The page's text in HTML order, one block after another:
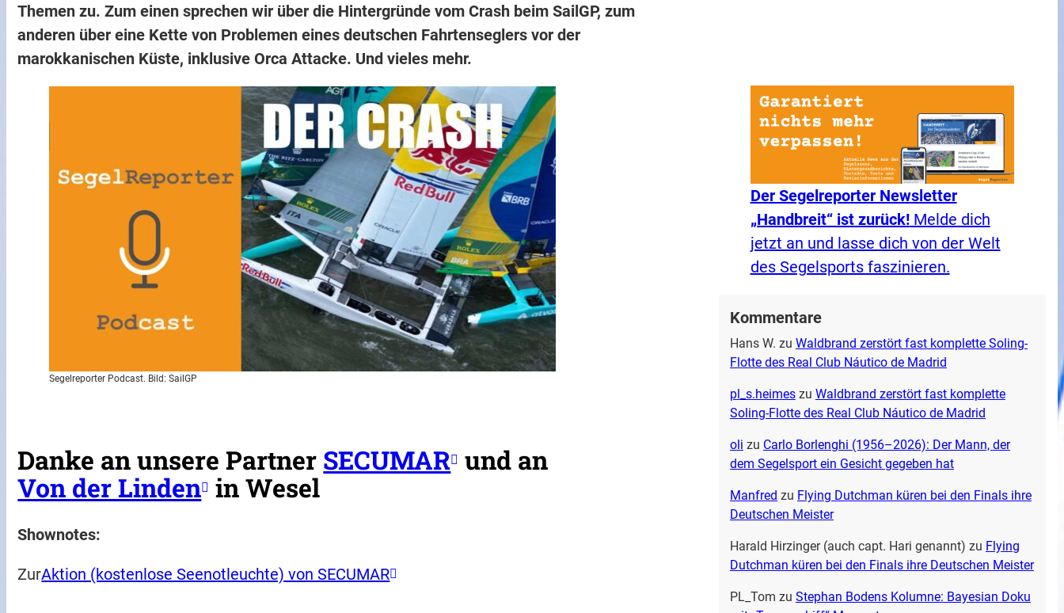
Themen zu. Zum einen sprechen wir über die Hintergründe vom Crash beim SailGP, zum
anderen über eine Kette von Problemen eines deutschen Fahrtenseglers vor der
marokkanischen Küste, inklusive Orca Attacke. Und vieles mehr.
Segelreporter Podcast. Bild: SailGP
Danke an unsere Partner SECUMAR und an
Von der Linden in Wesel
Shownotes:
ZurAktion (kostenlose Seenotleuchte) von SECUMAR
Der Segelreporter Newsletter
„Handbreit“ ist zurück!Melde dich
jetzt an und lasse dich von der Welt
des Segelsports faszinieren.
Kommentare
Hans W. zu Waldbrand zerstört fast komplette Soling-
Flotte des Real Club Náutico de Madrid
pl_s.heimeszu Waldbrand zerstört fast komplette
Soling-Flotte des Real Club Náutico de Madrid
oli zu Carlo Borlenghi (1956–2026): Der Mann, der
dem Segelsport ein Gesicht gegeben hat
Manfred zu Flying Dutchman küren bei den Finals ihre
Deutschen Meister
Harald Hirzinger (auch capt. Hari genannt) zu Flying
Dutchman küren bei den Finals ihre Deutschen Meister
PL_Tom zu Stephan Bodens Kolumne: Bayesian Doku